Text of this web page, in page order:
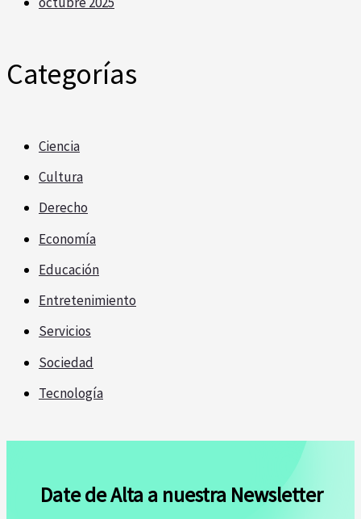
Categorías
Ciencia
Cultura
Derecho
Economía
Educación
Entretenimiento
Servicios
Sociedad
Tecnología
Date de Alta a nuestra Newsletter